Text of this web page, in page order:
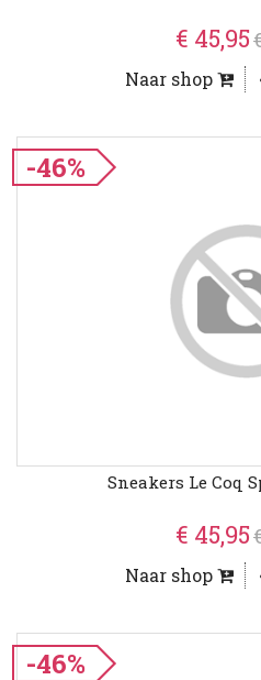
€ 45,95
Naar shop
-46%
Sneakers Le Coq
€ 45,95
Naar shop
-46%